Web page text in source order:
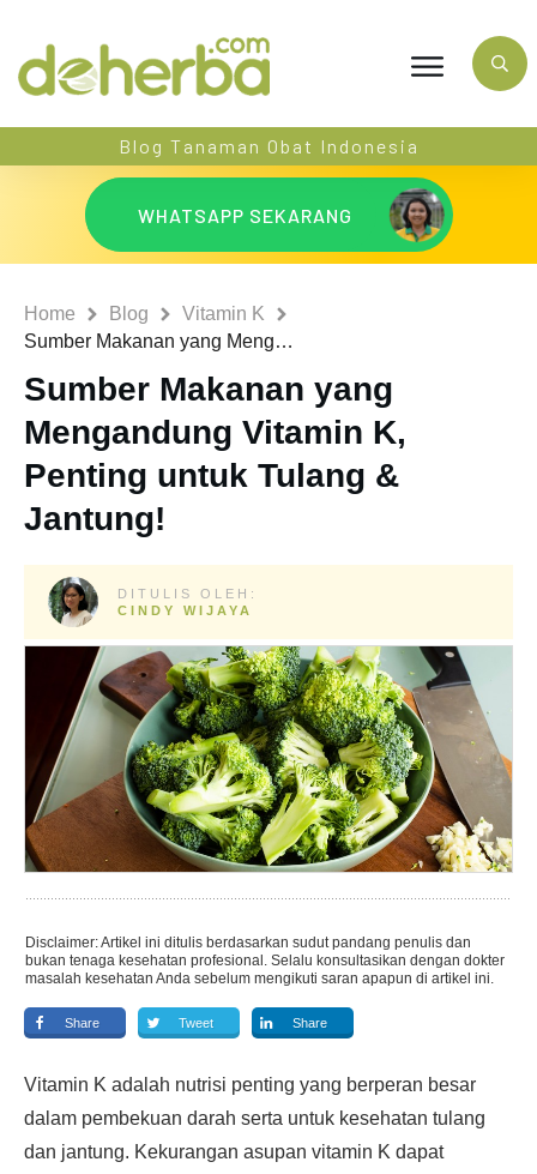
Blog Tanaman Obat Indonesia
WHATSAPP SEKARANG
Home Blog
Vitamin K
Sumber Makanan yang Mengandung Vitamin K, Penting untuk Tulang & Jantung!
Sumber Makanan yang
Mengandung Vitamin K,
Penting untuk Tulang &
Jantung!
DITULIS OLEH:
CINDY WIJAYA
Disclaimer: Artikel ini ditulis berdasarkan sudut pandang penulis dan
bukan tenaga kesehatan profesional. Selalu konsultasikan dengan dokter
masalah kesehatan Anda sebelum mengikuti saran apapun di artikel ini.
Share Tweet Share
Vitamin K adalah nutrisi penting yang berperan besar
dalam pembekuan darah serta untuk kesehatan tulang
dan jantung. Kekurangan asupan vitamin K dapat